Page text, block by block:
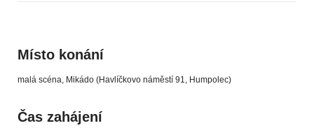
Místo konání
malá scéna, Mikádo (Havlíčkovo náměstí 91, Humpolec)
Čas zahájení